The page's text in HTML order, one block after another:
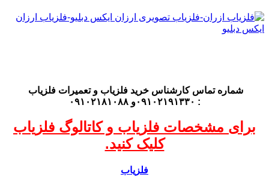
شماره تماس کارشناس خرید فلزیاب و تعمیرات فلزیاب
: ۰۹۱۰۲۱۹۱۳۳۰و ۰۹۱۰۲۱۸۱۰۸۸
برای مشخصات فلزیاب و کاتالوگ فلزیاب
کلیک کنید.
فلزیاب